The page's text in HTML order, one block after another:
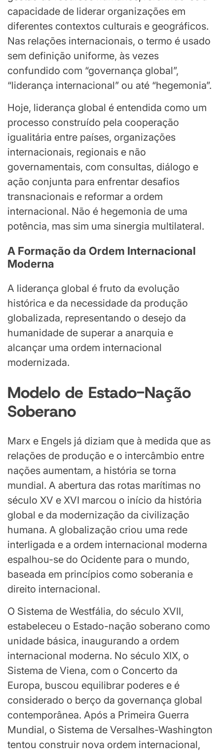
capacidade de liderar organizações em
diferentes contextos culturais e geográficos.
Nas relações internacionais, o termo é usado
sem definição uniforme, às vezes
confundido com “governança global”,
“liderança internacional” ou até “hegemonia”.
Hoje, liderança global é entendida como um
processo construído pela cooperação
igualitária entre países, organizações
internacionais, regionais e não
governamentais, com consultas, diálogo e
ação conjunta para enfrentar desafios
transnacionais e reformar a ordem
internacional. Não é hegemonia de uma
potência, mas sim uma sinergia multilateral.
A Formação da Ordem Internacional
Moderna
A liderança global é fruto da evolução
histórica e da necessidade da produção
globalizada, representando o desejo da
humanidade de superar a anarquia e
alcançar uma ordem internacional
modernizada.
Modelo de Estado-Nação
Soberano
Marx e Engels já diziam que à medida que as
relações de produção e o intercâmbio entre
nações aumentam, a história se torna
mundial. A abertura das rotas marítimas no
século XV e XVI marcou o início da história
global e da modernização da civilização
humana. A globalização criou uma rede
interligada e a ordem internacional moderna
espalhou-se do Ocidente para o mundo,
baseada em princípios como soberania e
direito internacional.
O Sistema de Westfália, do século XVII,
estabeleceu o Estado-nação soberano como
unidade básica, inaugurando a ordem
internacional moderna. No século XIX, o
Sistema de Viena, com o Concerto da
Europa, buscou equilibrar poderes e é
considerado o berço da governança global
contemporânea. Após a Primeira Guerra
Mundial, o Sistema de Versalhes-Washington
tentou construir nova ordem internacional,